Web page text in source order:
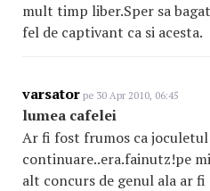
mult timp liber.Sper sa
fel de captivant ca si acesta.
varsator pe 30 Apr 2010, 06:45
lumea cafelei
Ar fi fost frumos ca joculetul
continuare..era.fainutz!pe
alt concurs de genul ala ar